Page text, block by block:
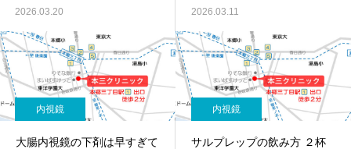
2026.03.20 2026.03.11
内視鏡
大腸内視鏡の下剤は早すぎて
内視鏡
サルプレップの飲み方 ２杯